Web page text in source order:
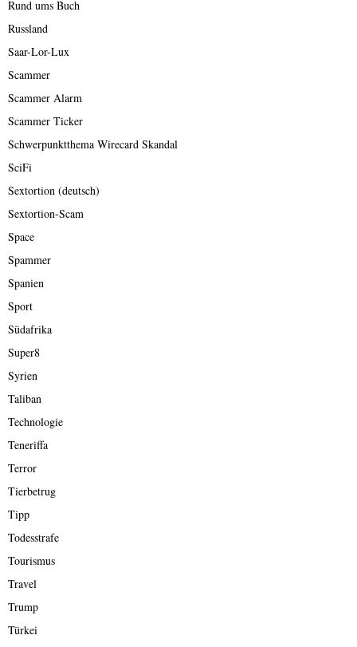
Rund ums Buch
Russland
Saar-Lor-Lux
Scammer
Scammer Alarm
Scammer Ticker
Schwerpunktthema Wirecard Skandal
SciFi
Sextortion (deutsch)
Sextortion-Scam
Space
Spammer
Spanien
Sport
Südafrika
Super8
Syrien
Taliban
Technologie
Teneriffa
Terror
Tierbetrug
Tipp
Todesstrafe
Tourismus
Travel
Trump
Türkei